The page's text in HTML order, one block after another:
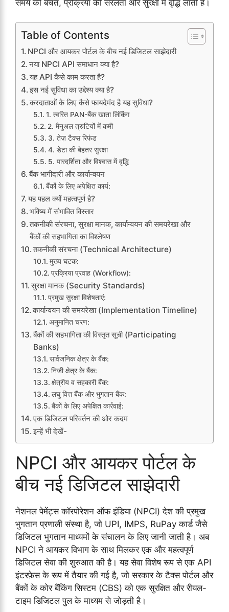
समय की बचत, प्रक्रिया की सरलता और सुरक्षा में वृद्धि लाती है।
Table of Contents
NPCI और आयकर पोर्टल के बीच नई डिजिटल साझेदारी
नया NPCI API समाधान क्या है?
यह API कैसे काम करता है?
इस नई सुविधा का उद्देश्य क्या है?
करदाताओं के लिए कैसे फायदेमंद है यह सुविधा?
1. त्वरित PAN-बैंक खाता लिंकिंग
2. मैनुअल त्रुटियों में कमी
3. तेज़ टैक्स रिफंड
4. डेटा की बेहतर सुरक्षा
5. पारदर्शिता और विश्वास में वृद्धि
बैंक भागीदारी और कार्यान्वयन
बैंकों के लिए अपेक्षित कार्य:
यह पहल क्यों महत्वपूर्ण है?
भविष्य में संभावित विस्तार
तकनीकी संरचना, सुरक्षा मानक, कार्यान्वयन की समयरेखा और
बैंकों की सहभागिता का विश्लेषण
तकनीकी संरचना (Technical Architecture)
मुख्य घटक:
प्रक्रिया प्रवाह (Workflow):
सुरक्षा मानक (Security Standards)
प्रमुख सुरक्षा विशेषताएं:
कार्यान्वयन की समयरेखा (Implementation Timeline)
अनुमानित चरण:
बैंकों की सहभागिता की विस्तृत सूची (Participating
Banks)
सार्वजनिक क्षेत्र के बैंक:
निजी क्षेत्र के बैंक:
क्षेत्रीय व सहकारी बैंक:
लघु वित्त बैंक और भुगतान बैंक:
बैंकों के लिए अपेक्षित कार्रवाई:
एक डिजिटल परिवर्तन की ओर कदम
इन्हें भी देखें-
NPCI और आयकर पोर्टल के
बीच नई डिजिटल साझेदारी
नेशनल पेमेंट्स कॉरपोरेशन ऑफ इंडिया (NPCI) देश की प्रमुख
भुगतान प्रणाली संस्था है, जो UPI, IMPS, RuPay कार्ड जैसे
डिजिटल भुगतान माध्यमों के संचालन के लिए जानी जाती है। अब
NPCI ने आयकर विभाग के साथ मिलकर एक और महत्वपूर्ण
डिजिटल सेवा की शुरुआत की है। यह सेवा विशेष रूप से एक API
इंटरफ़ेस के रूप में तैयार की गई है, जो सरकार के टैक्स पोर्टल और
बैंकों के कोर बैंकिंग सिस्टम (CBS) को एक सुरक्षित और रीयल-
टाइम डिजिटल पुल के माध्यम से जोड़ती है।